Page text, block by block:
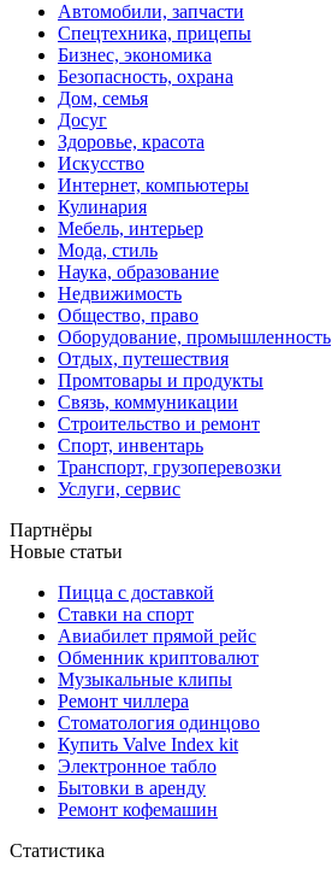
Автомобили, запчасти
Спецтехника, прицепы
Бизнес, экономика
Безопасность, охрана
Дом, семья
Досуг
Здоровье, красота
Искусство
Интернет, компьютеры
Кулинария
Мебель, интерьер
Мода, стиль
Наука, образование
Недвижимость
Общество, право
Оборудование, промышленность
Отдых, путешествия
Промтовары и продукты
Связь, коммуникации
Строительство и ремонт
Спорт, инвентарь
Транспорт, грузоперевозки
Услуги, сервис
Партнёры
Новые статьи
Пицца с доставкой
Ставки на спорт
Авиабилет прямой рейс
Обменник криптовалют
Музыкальные клипы
Ремонт чиллера
Стоматология одинцово
Купить Valve Index kit
Электронное табло
Бытовки в аренду
Ремонт кофемашин
Статистика